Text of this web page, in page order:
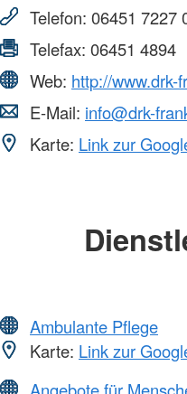
Telefon: 06451 7227
Telefax: 06451 4894
Web: http://www.drk-
E-Mail: info@drk-
Karte: Link zur
Ambulante Pflege
Karte: Link zur